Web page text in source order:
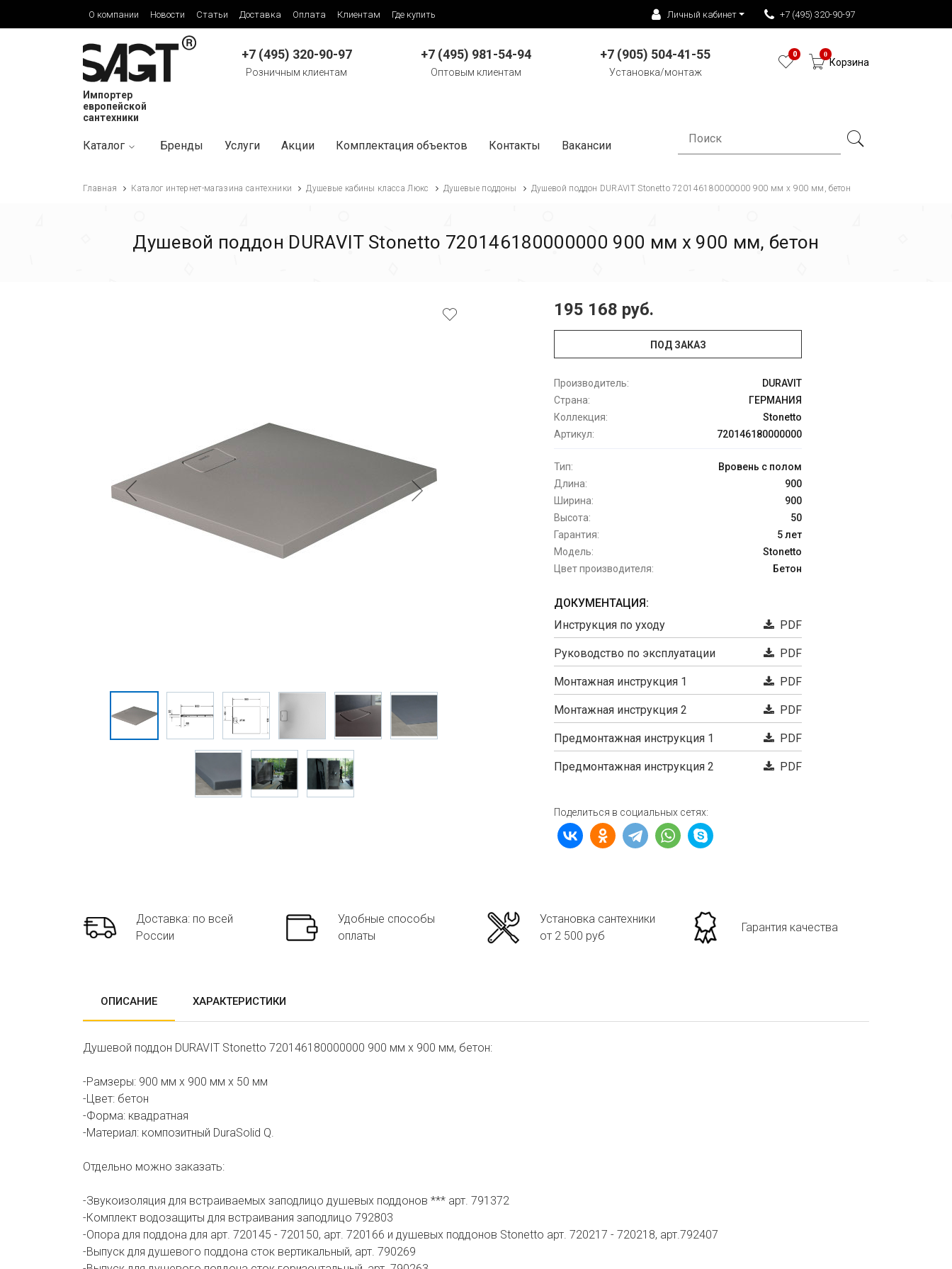
О компании Новости Статьи Доставка Оплата Клиентам Где купить Личный кабинет +7 (495) 320-90-97
Импортер
европейской
сантехники
+7 (495) 320-90-97
Розничным клиентам
+7 (495) 981-54-94
Оптовым клиентам
+7 (905) 504-41-55
Установка/монтаж
0 0
Корзина
Каталог Бренды Услуги Акции Комплектация объектов Контакты Вакансии
Главная Каталог интернет-магазина сантехники Душевые кабины класса Люкс Душевые поддоны Душевой поддон DURAVIT Stonetto 720146180000000 900 мм х 900 мм, бетон
Душевой поддон DURAVIT Stonetto 720146180000000 900 мм х 900 мм, бетон
195 168 руб.
ПОД ЗАКАЗ
Производитель:
DURAVIT
Страна:
ГЕРМАНИЯ
Коллекция:
Stonetto
Артикул:
720146180000000
Тип:
Вровень с полом
Длина:
900
Ширина:
900
Высота:
50
Гарантия:
5 лет
Модель:
Stonetto
Цвет производителя:
Бетон
ДОКУМЕНТАЦИЯ:
Инструкция по уходу
PDF
Руководство по эксплуатации PDF
Монтажная инструкция 1 PDF
Монтажная инструкция 2 PDF
Предмонтажная инструкция 1 PDF
Предмонтажная инструкция 2 PDF
Поделиться в социальных сетях:
Доставка: по всей
России
Удобные способы
оплаты
Установка сантехники
от 2 500 руб
Гарантия качества
ОПИСАНИЕ ХАРАКТЕРИСТИКИ
Душевой поддон DURAVIT Stonetto 720146180000000 900 мм х 900 мм, бетон:
-Рамзеры: 900 мм х 900 мм х 50 мм
-Цвет: бетон
-Форма: квадратная
-Материал: композитный DuraSolid Q.
Отдельно можно заказать:
-Звукоизоляция для встраиваемых заподлицо душевых поддонов *** арт. 791372
-Комплект водозащиты для встраивания заподлицо 792803
-Опора для поддона для арт. 720145 - 720150, арт. 720166 и душевых поддонов Stonetto арт. 720217 - 720218, арт.792407
-Выпуск для душевого поддона сток вертикальный, арт. 790269